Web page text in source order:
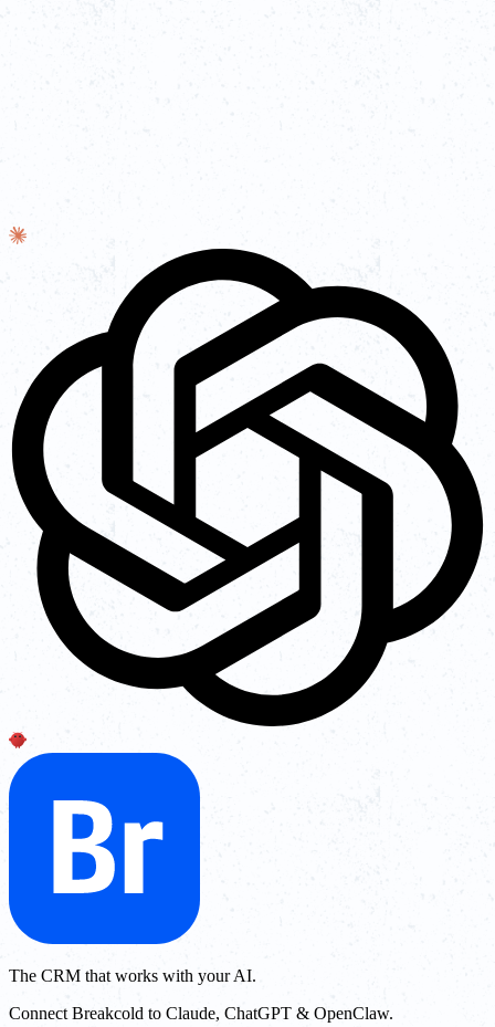
The CRM that works with your AI.
Connect Breakcold to Claude, ChatGPT & OpenClaw.